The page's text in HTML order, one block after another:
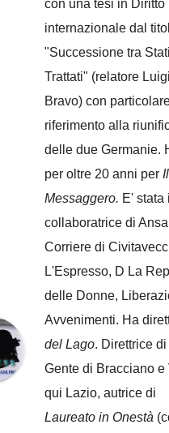
con una tesi in Diritto
internazionale dal
"Successione tra
Trattati" (relatore
Bravo) con
riferimento alla
delle due Germanie.
per oltre 20 anni per Il
Messaggero. E' stata
collaboratrice di
Corriere di
L'Espresso, D La
delle Donne,
Avvenimenti. Ha
del Lago. Direttrice di
Gente di Bracciano e
qui Lazio, autrice di
Laureato in Onestà